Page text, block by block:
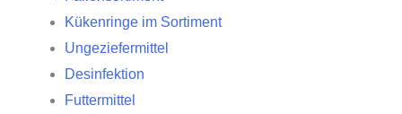
Kükenringe im Sortiment
Ungeziefermittel
Desinfektion
Futtermittel